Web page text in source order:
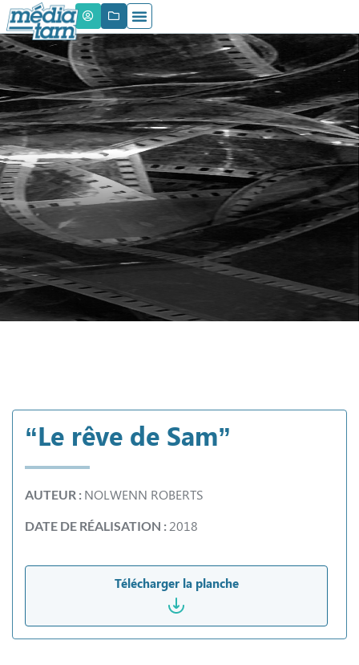
“Le rêve de Sam”
AUTEUR : NOLWENN ROBERTS
DATE DE RÉALISATION :2018
Télécharger la planche